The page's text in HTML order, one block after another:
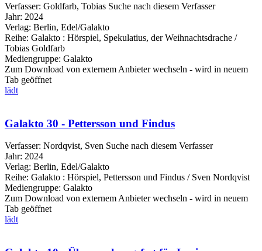
Verfasser: Goldfarb, Tobias Suche nach diesem Verfasser
Jahr: 2024
Verlag: Berlin, Edel/Galakto
Reihe: Galakto : Hörspiel, Spekulatius, der Weihnachtsdrache /
Tobias Goldfarb
Mediengruppe: Galakto
Zum Download von externem Anbieter wechseln - wird in neuem
Tab geöffnet
lädt
Galakto 30 - Pettersson und Findus
Verfasser: Nordqvist, Sven Suche nach diesem Verfasser
Jahr: 2024
Verlag: Berlin, Edel/Galakto
Reihe: Galakto : Hörspiel, Pettersson und Findus / Sven Nordqvist
Mediengruppe: Galakto
Zum Download von externem Anbieter wechseln - wird in neuem
Tab geöffnet
lädt